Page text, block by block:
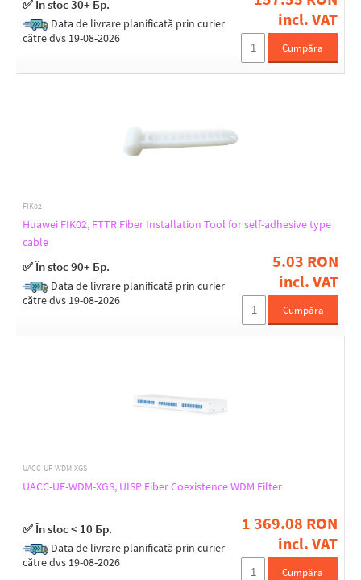
Cable type
Single Mode
Insertion loss [dB]
10,7
13,9
17,2
Optical Connectors
SC - SC
Wavelength - Tx/Rx [nm]
1260 up to 1650
✅ În stoc 30+ Бр.
Data de livrare planificată prin curier
către dvs 19-08-2026
incl. VAT
Cumpăra
FIK02
Huawei FIK02, FTTR Fiber Installation Tool for self-adhesive type
cable
✅ În stoc 90+ Бр.
Data de livrare planificată prin curier
către dvs 19-08-2026
5.03 RON
incl. VAT
Cumpăra
UACC-UF-WDM-XGS
UACC-UF-WDM-XGS, UISP Fiber Coexistence WDM Filter
✅ În stoc < 10 Бр.
Data de livrare planificată prin curier
către dvs 19-08-2026
1 369.08 RON
incl. VAT
Cumpăra